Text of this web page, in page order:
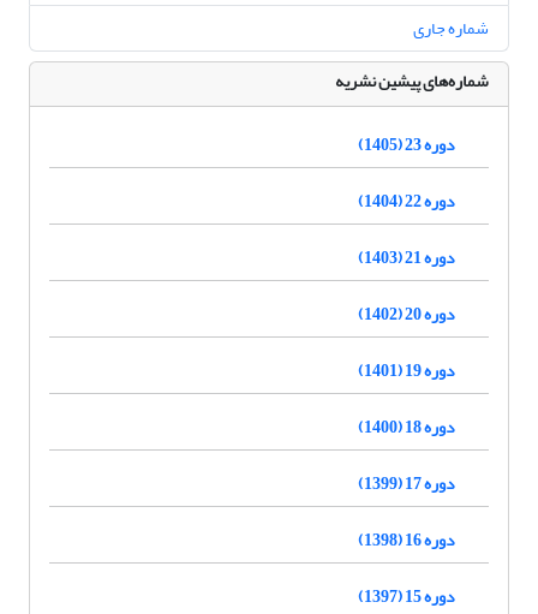
شماره جاری
شماره‌های پیشین نشریه
دوره 23 (1405)
دوره 22 (1404)
دوره 21 (1403)
دوره 20 (1402)
دوره 19 (1401)
دوره 18 (1400)
دوره 17 (1399)
دوره 16 (1398)
دوره 15 (1397)